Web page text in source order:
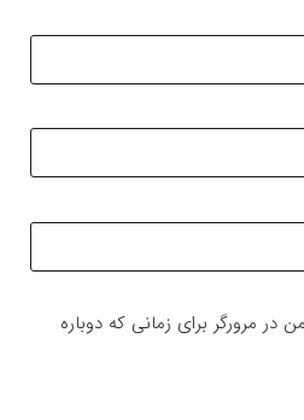
مرورگر برای زمانی که دوباره